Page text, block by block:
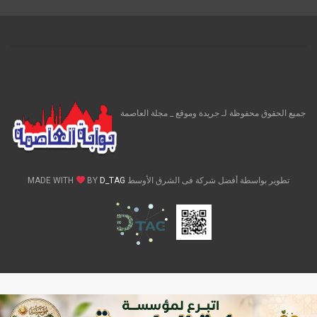
جميع الحقوق محفوظة لـ جريدة وموقع _ مجلة العاصمة
تطوير بواسطة أفضل شركة فى الشرق الأوسط MADE WITH BY D_TAG